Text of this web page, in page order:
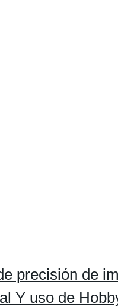
precisión de
Y uso de